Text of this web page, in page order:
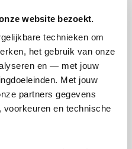
website bezoekt.
technieken om
het gebruik van onze
en — met jouw
Met jouw
partners gegevens
en technische
10 kms